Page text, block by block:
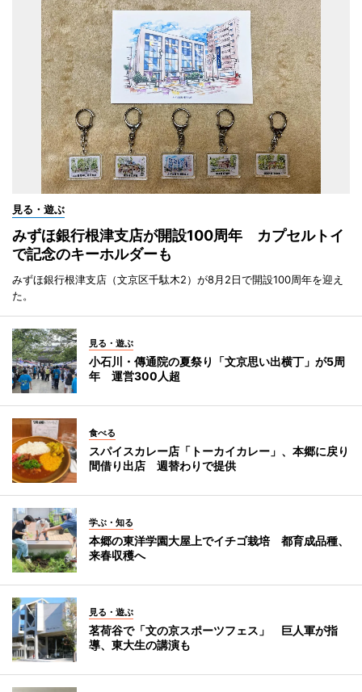
見る・遊ぶ
みずほ銀行根津支店が開設100周年 カプセルトイ
で記念のキーホルダーも
みずほ銀行根津支店（文京区千駄木2）が8月2日で開設100周年を迎え
た。
見る・遊ぶ
小石川・傳通院の夏祭り「文京思い出横丁」が5周
年 運営300人超
食べる
スパイスカレー店「トーカイカレー」、本郷に戻り
間借り出店 週替わりで提供
学ぶ・知る
本郷の東洋学園大屋上でイチゴ栽培 都育成品種、
来春収穫へ
見る・遊ぶ
茗荷谷で「文の京スポーツフェス」 巨人軍が指
導、東大生の講演も